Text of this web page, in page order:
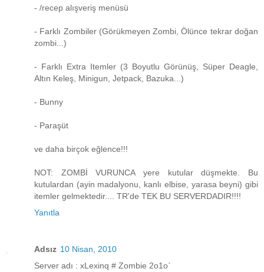
- /recep alışveriş menüsü
- Farklı Zombiler (Görükmeyen Zombi, Ölünce tekrar doğan
zombi...)
- Farklı Extra Itemler (3 Boyutlu Görünüş, Süper Deagle,
Altın Keleş, Minigun, Jetpack, Bazuka...)
- Bunny
- Paraşüt
ve daha birçok eğlence!!!
NOT: ZOMBİ VURUNCA yere kutular düşmekte. Bu
kutulardan (ayin madalyonu, kanlı elbise, yarasa beyni) gibi
itemler gelmektedir.... TR'de TEK BU SERVERDADIR!!!!
Yanıtla
Adsız 10 Nisan, 2010
Server adı : xLexinq # Zombie 2o1o`